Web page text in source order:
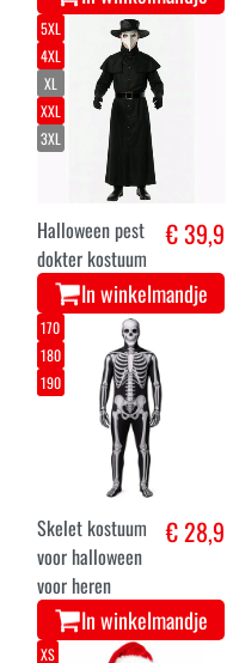
5XL
4XL
XL
XXL
3XL
Halloween pest
dokter kostuum
€ 39,9
In winkelmandje
170
180
190
Skelet kostuum
voor halloween
voor heren
€ 28,9
In winkelmandje
XS